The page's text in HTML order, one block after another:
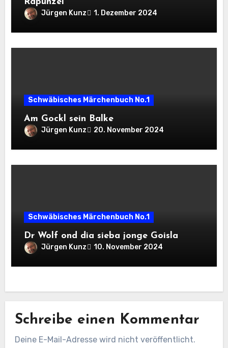
Jürgen Kunz 1. Dezember 2024
Schwäbisches Märchenbuch No.1
Am Gockl sein Balke
Jürgen Kunz 20. November 2024
Schwäbisches Märchenbuch No.1
Dr Wolf ond dia sieba jonge Goisla
Jürgen Kunz 10. November 2024
Schreibe einen Kommentar
Deine E-Mail-Adresse wird nicht veröffentlicht.